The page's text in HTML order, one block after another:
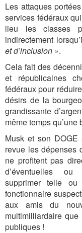
Les attaques
services fédéraux
lieu les classes
indirectement
et d’inclusion ».
Cela fait des
et républicaines
fédéraux pour
désirs de la
grandissante
même temps
Musk et son
revue les dépenses
ne profitent pas
d’éventuelles ou
supprimer telle
fonctionnaire
aux amis du
multimilliardaire
publiques !